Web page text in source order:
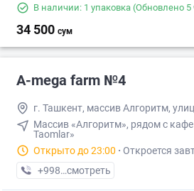
В наличии: 1 упаковка (Обновлено 5
34 500 сум
A-mega farm №4
г. Ташкент, массив Алгоритм,
Массив «Алгоритм», рядом с
Taomlar»
Открыто до 23:00 · Откроется
+998 (99) XXX-XX-XX
смотреть